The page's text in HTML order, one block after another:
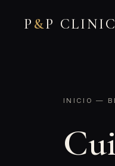
P &P CLINIC
INICIO —